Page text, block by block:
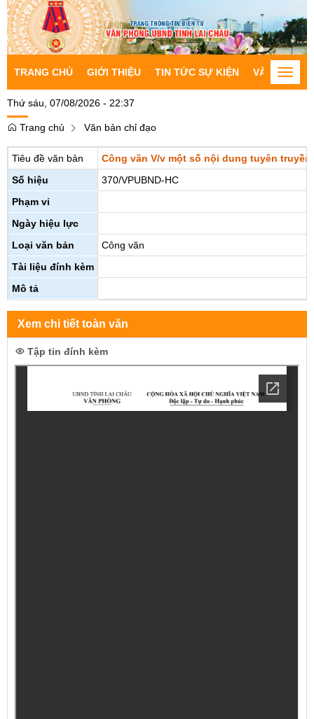
TRANG CHỦ GIỚI THIỆU TIN TỨC SỰ KIỆN VĂN BẢNToggle
Thứ sáu, 07/08/2026 - 22:37
Trang chủ Văn bản chỉ đạo
Tiêu đề văn bản
Công văn V/v một số nội dung tuyên
Số hiệu
370/VPUBND-HC
Phạm vi
Ngày hiệu lực
Loại văn bản
Công văn
Tài liệu đính kèm
Mô tả
Xem chi tiết toàn văn
Tập tin đính kèm